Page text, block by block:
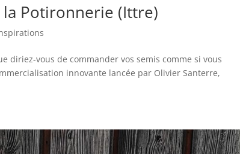
la Potironnerie (Ittre)
diriez-vous de commander vos semis comme si vous
innovante lancée par Olivier Santerre,